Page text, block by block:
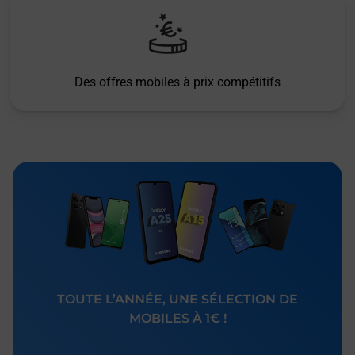
Des offres mobiles à prix compétitifs
TOUTE L’ANNÉE, UNE SÉLECTION DE
MOBILES À 1€ !